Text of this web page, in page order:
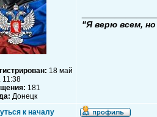
18 май
11:38
181
Донецк
"Я верю всем,
к началу